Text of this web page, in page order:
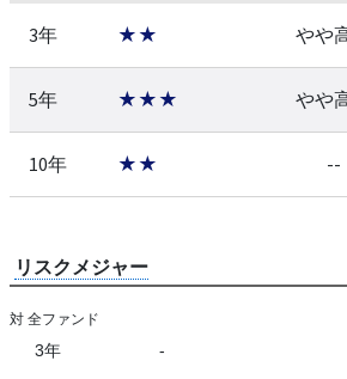
3年 ★★ やや
5年 ★★★ やや
10年 ★★ --
リスクメジャー
対 全ファンド
3年 -